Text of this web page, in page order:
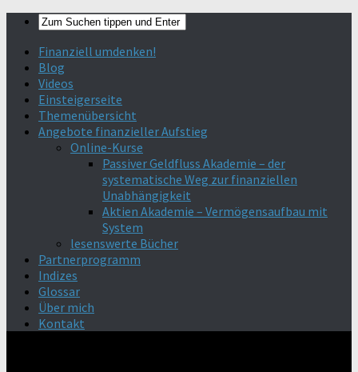
Finanziell umdenken!
Blog
Videos
Einsteigerseite
Themenübersicht
Angebote finanzieller Aufstieg
Online-Kurse
Passiver Geldfluss Akademie – der
systematische Weg zur finanziellen
Unabhängigkeit
Aktien Akademie – Vermögensaufbau mit
System
lesenswerte Bücher
Partnerprogramm
Indizes
Glossar
Über mich
Kontakt